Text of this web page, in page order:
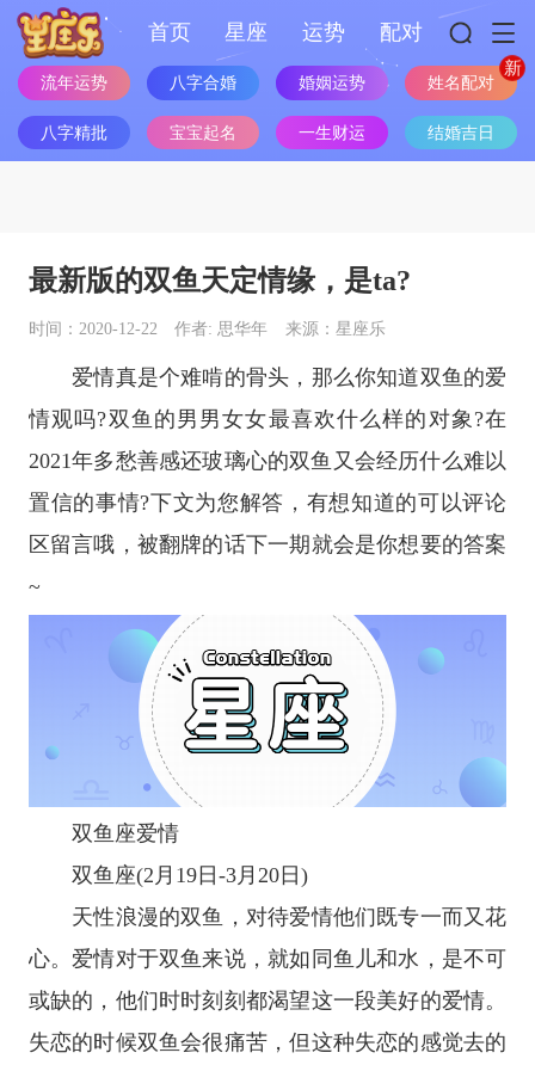
首页 星座 运势 配对
流年运势 八字合婚 婚姻运势 姓名配对
八字精批 宝宝起名 一生财运 结婚吉日
最新版的双鱼天定情缘，是ta?
时间：2020-12-22 作者: 思华年 来源：星座乐
爱情真是个难啃的骨头，那么你知道双鱼的爱
情观吗?双鱼的男男女女最喜欢什么样的对象?在
2021年多愁善感还玻璃心的双鱼又会经历什么难以
置信的事情?下文为您解答，有想知道的可以评论
区留言哦，被翻牌的话下一期就会是你想要的答案
~
双鱼座爱情
双鱼座(2月19日-3月20日)
天性浪漫的双鱼，对待爱情他们既专一而又花
心。爱情对于双鱼来说，就如同鱼儿和水，是不可
或缺的，他们时时刻刻都渴望这一段美好的爱情。
失恋的时候双鱼会很痛苦，但这种失恋的感觉去的